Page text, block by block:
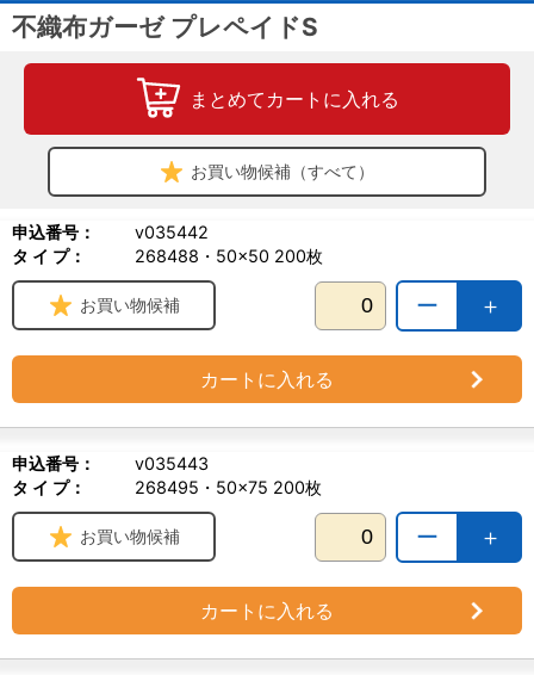
不織布ガーゼ プレペイドS
まとめてカートに入れる
お買い物候補（すべて）
申込番号：
v035442
タ イ プ：
268488・50×50 200枚
＋
ー
お買い物候補
カートに入れる
申込番号：
v035443
タ イ プ：
268495・50×75 200枚
＋
ー
お買い物候補
カートに入れる